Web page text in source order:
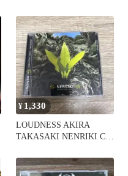
¥ 1,330
LOUDNESS AKIRA
TAKASAKI NENRIKI CD